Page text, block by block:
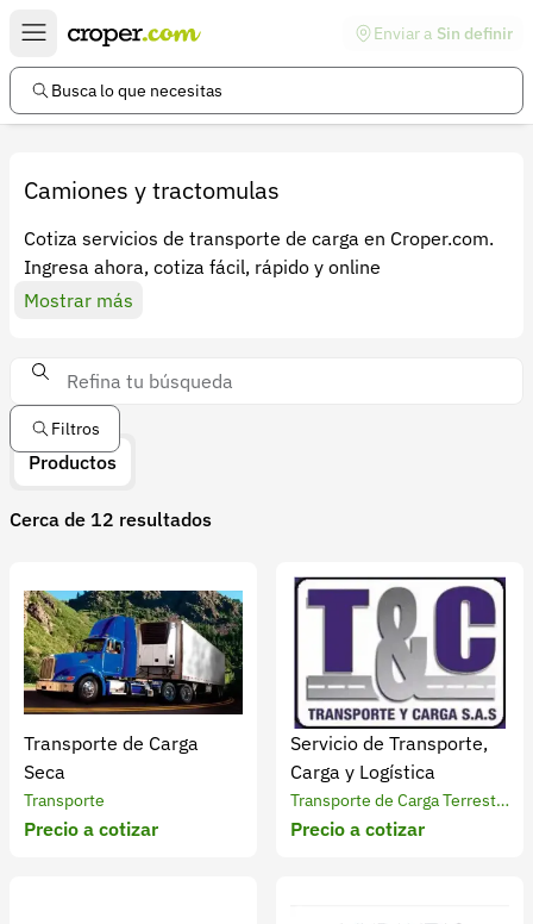
Enviar a Sin definir
Busca lo que necesitas
Camiones y tractomulas
Cotiza servicios de transporte de carga en Croper.com.
Ingresa ahora, cotiza fácil, rápido y online
Mostrar más
Filtros
Productos
Cerca de 12 resultados
Transporte de Carga
Seca
Transporte
Precio a cotizar
Servicio de Transporte,
Carga y Logística
Transporte de Carga Terrestr
e
Precio a cotizar
Enlaces de interés
Preguntas frecuentes
Ayuda
Términos y condiciones
Política de privacidad
Cuenta
Iniciar sesión
Contacto
Soporte
+57 323 2931928
© 2026 Croper.com Todos los derechos reservados
Versión 5.45.0